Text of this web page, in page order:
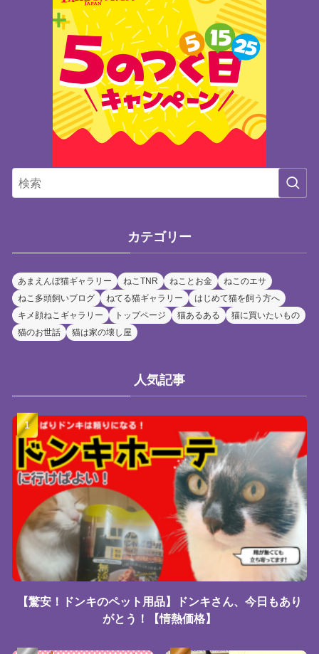
カテゴリー
あまえんぼ猫ギャラリー ねこTNR ねことお金
ねこのエサ
ねこ多頭飼いブログ
ねてる猫ギャラリー
はじめて猫を飼う方へ
キメ顔ねこギャラリー
トップページ 猫あるある
猫に買いたいもの
猫のお世話
猫は家の壊し屋
人気記事
【驚安！ドンキのペット用品】ドンキさん、今日もあり
がとう！【情熱価格】